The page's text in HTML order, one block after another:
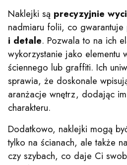
Naklejki są precyzyjnie
nadmiaru folii, co gwarantuje
i detale. Pozwala to na ich
wykorzystanie jako elementu
ściennego lub graffiti. Ich
sprawia, że doskonale
aranżacje wnętrz, dodając
charakteru.
Dodatkowo, naklejki mogą
tylko na ścianach, ale także
czy szybach, co daje Ci